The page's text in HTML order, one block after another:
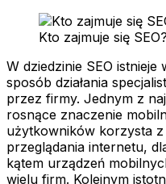
Kto zajmuje się SEO?
W dziedzinie SEO istnieje
sposób działania
przez firmy. Jednym z
rosnące znaczenie
użytkowników korzysta
przeglądania internetu,
kątem urządzeń
wielu firm. Kolejnym